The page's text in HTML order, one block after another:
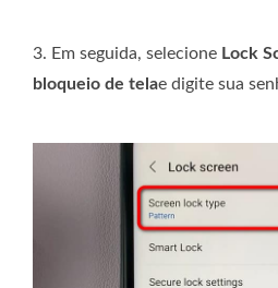
3. Em seguida, selecione Lock
bloqueio de telae digite sua